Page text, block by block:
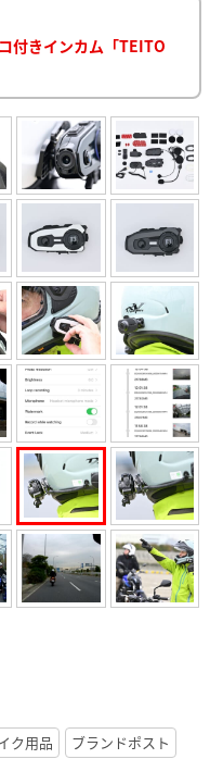
付きインカム「TEITO
ク用品
ブランドポスト